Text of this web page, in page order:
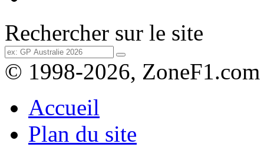
Rechercher sur le site
© 1998-2026, ZoneF1.com
Accueil
Plan du site